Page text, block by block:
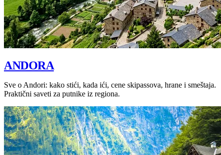
ANDORA
Sve o Andori: kako stići, kada ići, cene skipassova, hrane i smeštaja.
Praktični saveti za putnike iz regiona.